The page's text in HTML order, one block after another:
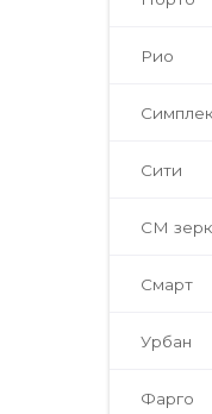
Рио
Сити
СМ
Смарт
Урбан
Фарго